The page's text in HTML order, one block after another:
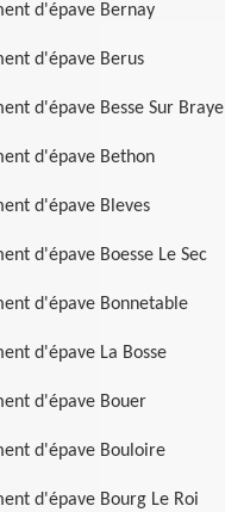
d'épave Bernay
d'épave Berus
d'épave Besse Sur Braye
d'épave Bethon
d'épave Bleves
d'épave Boesse Le Sec
d'épave Bonnetable
d'épave La Bosse
d'épave Bouer
d'épave Bouloire
d'épave Bourg Le Roi